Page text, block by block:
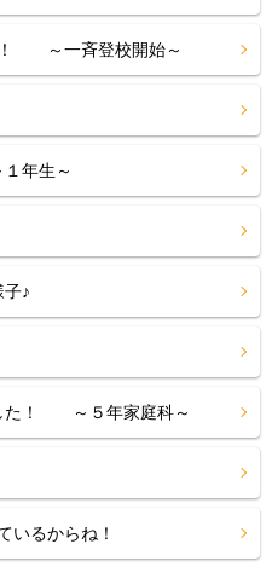
～一斉登校開始～
年生～
♪
た！ ～５年家庭科～
るからね！